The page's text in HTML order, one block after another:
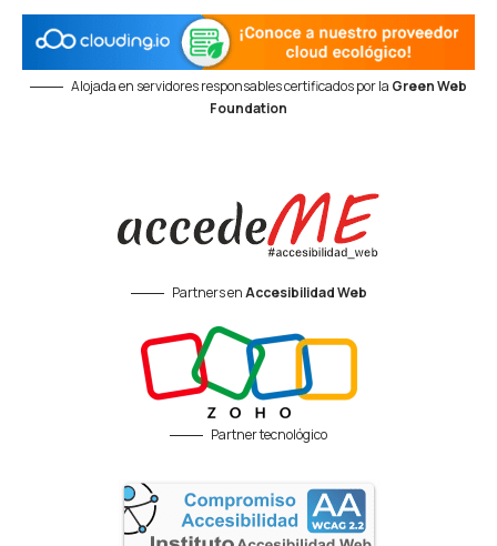
Alojada en servidores responsables certificados por la Green Web
Foundation
Partners enAccesibilidad Web
Partner tecnológico